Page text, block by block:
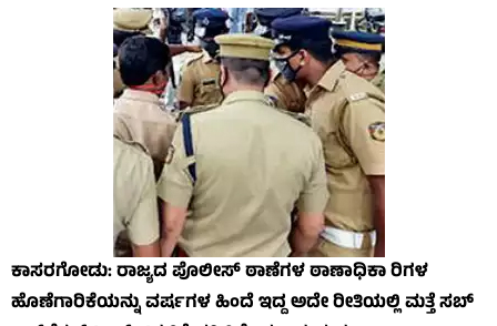
ಕಾಸರಗೋಡು: ರಾಜ್ಯದ ಪೊಲೀಸ್ ಠಾಣೆಗಳ ಠಾಣಾಧಿಕಾ ರಿಗಳ
ಹೊಣೆಗಾರಿಕೆಯನ್ನು ವರ್ಷಗಳ ಹಿಂದೆ ಇದ್ದ ಅದೇ ರೀತಿಯಲ್ಲಿ ಮತ್ತೆ ಸಬ್